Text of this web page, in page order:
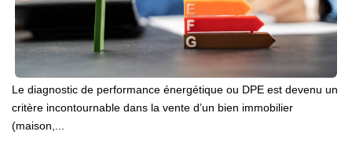
Le diagnostic de performance énergétique ou DPE est devenu un
critère incontournable dans la vente d’un bien immobilier
(maison,...